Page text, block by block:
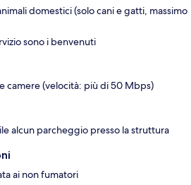
domestici (solo cani e gatti, massimo
sono i benvenuti
camere (velocità: più di 50 Mbps)
alcun parcheggio presso la struttura
ai non fumatori